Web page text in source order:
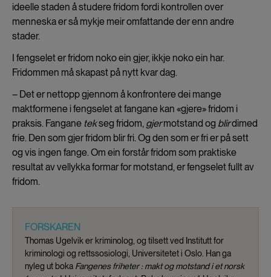
ideelle staden å studere fridom fordi kontrollen over
menneska er så mykje meir omfattande der enn andre
stader.
I fengselet er fridom noko ein gjer, ikkje noko ein har.
Fridommen må skapast på nytt kvar dag.
– Det er nettopp gjennom å konfrontere dei mange
maktformene i fengselet at fangane kan «gjere» fridom i
praksis. Fangane tekseg fridom, gjermotstand og blirdimed
frie. Den som gjer fridom blir fri. Og den som er fri er på sett
og vis ingen fange. Om ein forstår fridom som praktiske
resultat av vellykka formar for motstand, er fengselet fullt av
fridom.
FORSKAREN
Thomas Ugelvik er kriminolog, og tilsett ved Institutt for
kriminologi og rettssosiologi, Universitetet i Oslo. Han ga
nyleg ut boka Fangenes friheter : makt og motstand i et norsk